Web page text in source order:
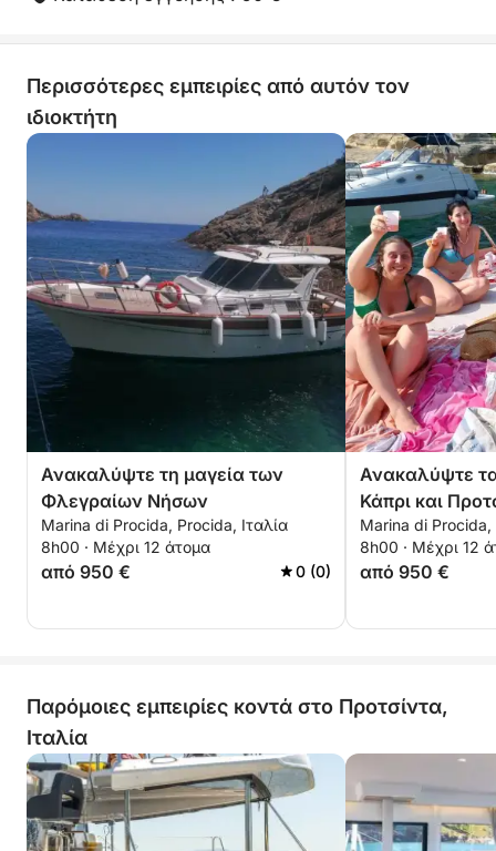
Περισσότερες εμπειρίες από αυτόν τον
ιδιοκτήτη
Ανακαλύψτε τη μαγεία των
Φλεγραίων Νήσων
Marina di Procida, Procida, Ιταλία
8h00 · Μέχρι 12 άτομα
από 950 € 0 (0)
Ανακαλύψτε
Κάπρι και
Marina di Procida,
8h00 · Μέχρι 12
από 950 €
Παρόμοιες εμπειρίες κοντά στο Προτσίντα,
Ιταλία